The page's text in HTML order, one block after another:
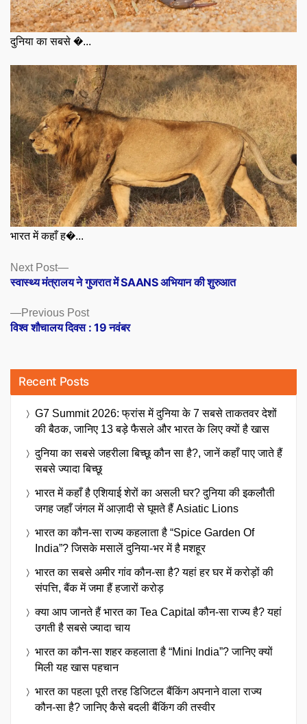
दुनिया का सबसे �...
भारत में कहाँ ह�...
Posts
navigation
Previous PostPrevious
post:
विश्व शौचालय दिवस : 19 नवंबर
Next Post
Next
post:
स्वास्थ्य मंत्रालय ने गुजरात में SAANS अभियान की शुरुआत
Recent Posts
G7 Summit 2026: फ्रांस में दुनिया के 7 सबसे ताकतवर देशों
की बैठक, जानिए 13 बड़े फैसले और भारत के लिए क्यों है खास
दुनिया का सबसे जहरीला बिच्छू कौन सा है?, जानें कहाँ पाए जाते हैं
सबसे ज्यादा बिच्छू
भारत में कहाँ है एशियाई शेरों का असली घर? दुनिया की इकलौती
जगह जहाँ जंगल में आज़ादी से घूमते हैं Asiatic Lions
भारत का कौन-सा राज्य कहलाता है “Spice Garden Of
India”? जिसके मसालें दुनिया-भर में है मशहूर
भारत का सबसे अमीर गांव कौन-सा है? यहां हर घर में करोड़ों की
संपत्ति, बैंक में जमा हैं हजारों करोड़
क्या आप जानते हैं भारत का Tea Capital कौन-सा राज्य है? यहां
उगती है सबसे ज्यादा चाय
भारत का कौन-सा शहर कहलाता है “Mini India”? जानिए क्यों
मिली यह खास पहचान
भारत का पहला पूरी तरह डिजिटल बैंकिंग अपनाने वाला राज्य
कौन-सा है? जानिए कैसे बदली बैंकिंग की तस्वीर